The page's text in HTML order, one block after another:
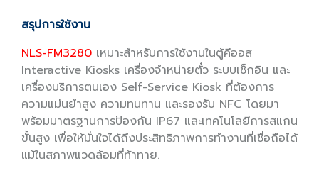
สรุปการใช้งาน
NLS-FM3280 เหมาะสำหรับการใช้งานในตู้คีออส
Interactive Kiosks เครื่องจำหน่ายตั๋ว ระบบเช็กอิน และ
เครื่องบริการตนเอง Self-Service Kiosk ที่ต้องการ
ความแม่นยำสูง ความทนทาน และรองรับ NFC โดยมา
พร้อมมาตรฐานการป้องกัน IP67 และเทคโนโลยีการสแกน
ขั้นสูง เพื่อให้มั่นใจได้ถึงประสิทธิภาพการทำงานที่เชื่อถือได้
แม้ในสภาพแวดล้อมที่ท้าทาย.